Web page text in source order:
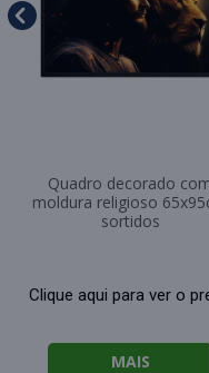
Quadro decorado
moldura religioso
sortidos
Clique aqui para ver o
MAIS